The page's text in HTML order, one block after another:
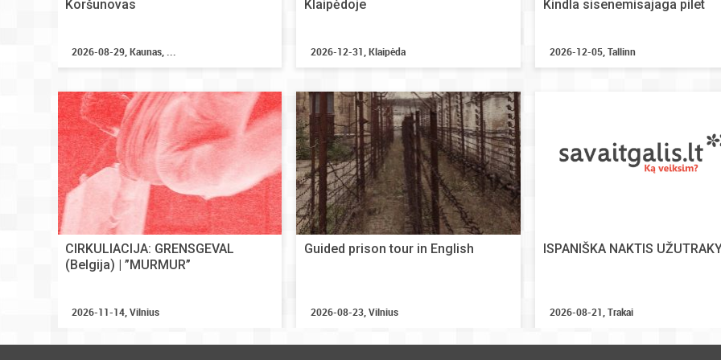
Koršunovas
2026-08-29, Kaunas, ...
Klaipėdoje
2026-12-31, Klaipėda
Kindla sisenemisajaga pilet
2026-12-05, Tallinn
CIRKULIACIJA: GRENSGEVAL
(Belgija) | ”MURMUR”
2026-11-14, Vilnius
Guided prison tour in English
2026-08-23, Vilnius
ISPANIŠKA NAKTIS
2026-08-21, Trakai